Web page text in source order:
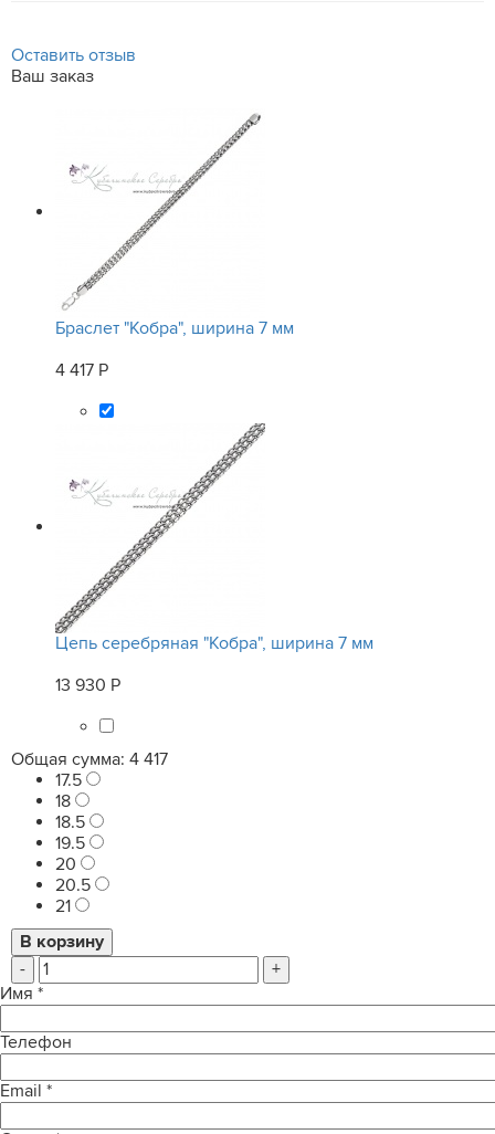
Оставить отзыв
Ваш заказ
Браслет "Кобра", ширина 7 мм
4 417 Р
Цепь серебряная "Кобра", ширина 7 мм
13 930 Р
Общая сумма: 4 417
17.5
18
18.5
19.5
20
20.5
21
-
+
Имя *
Телефон
Email *